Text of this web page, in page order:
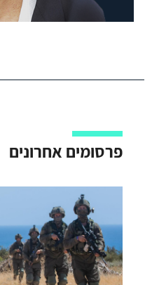
פרסומים אחרונים